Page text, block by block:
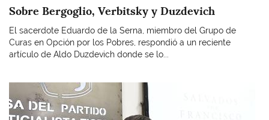
Sobre Bergoglio, Verbitsky y Duzdevich
El sacerdote Eduardo de la Serna, miembro del Grupo de
Curas en Opción por los Pobres, respondió a un reciente
artículo de Aldo Duzdevich donde se lo...